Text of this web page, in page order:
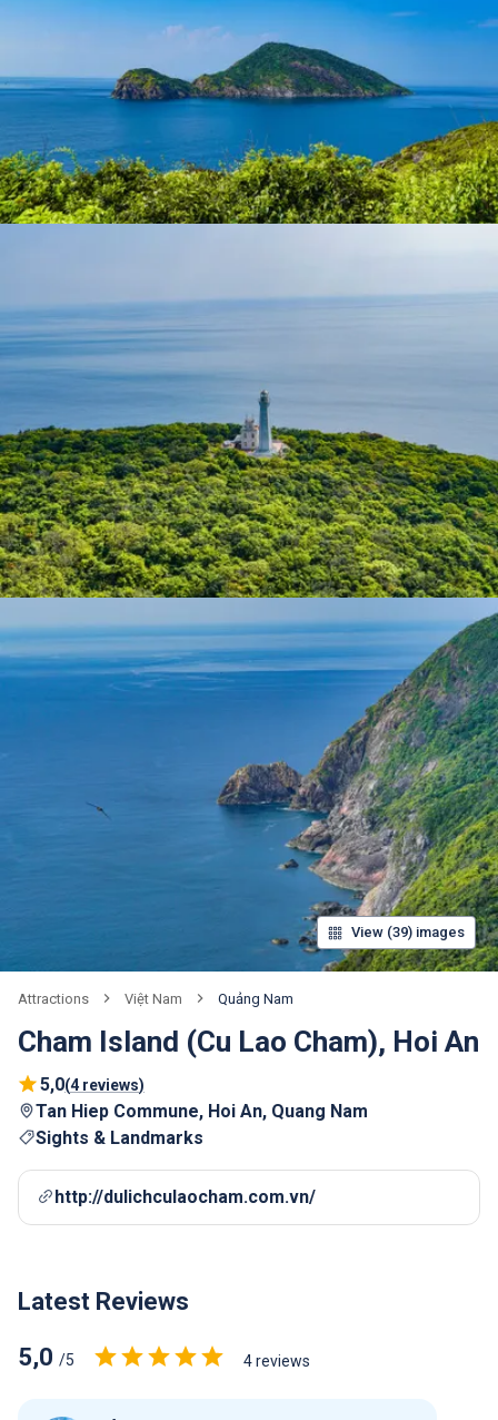
View (39) images
Attractions Việt Nam Quảng Nam
Cham Island (Cu Lao Cham), Hoi An
5,0(4 reviews)
Tan Hiep Commune, Hoi An, Quang Nam
Sights & Landmarks
http://dulichculaocham.com.vn/
Latest Reviews
5,0 /5 4 reviews